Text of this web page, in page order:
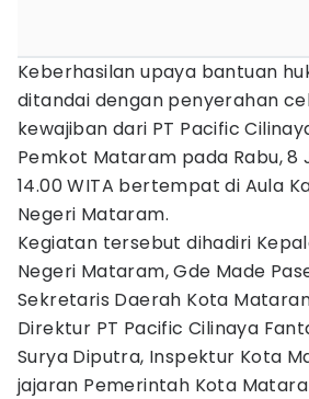
Keberhasilan upaya bantuan
ditandai dengan penyerahan
kewajiban dari PT Pacific
Pemkot Mataram pada Rabu, 8
14.00 WITA bertempat di Aula
Negeri Mataram.
Kegiatan tersebut dihadiri
Negeri Mataram, Gde Made
Sekretaris Daerah Kota
Direktur PT Pacific Cilinaya
Surya Diputra, Inspektur Kota
jajaran Pemerintah Kota